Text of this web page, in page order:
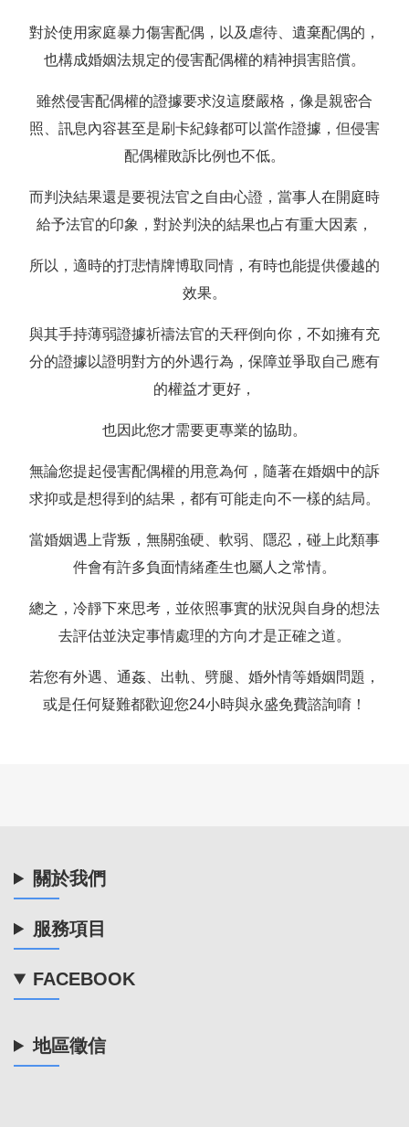
對於使用家庭暴力傷害配偶，以及虐待、遺棄配偶的，
也構成婚姻法規定的侵害配偶權的精神損害賠償。
雖然侵害配偶權的證據要求沒這麼嚴格，像是親密合
照、訊息內容甚至是刷卡紀錄都可以當作證據，但侵害
配偶權敗訴比例也不低。
而判決結果還是要視法官之自由心證，當事人在開庭時
給予法官的印象，對於判決的結果也占有重大因素，
所以，適時的打悲情牌博取同情，有時也能提供優越的
效果。
與其手持薄弱證據祈禱法官的天秤倒向你，不如擁有充
分的證據以證明對方的外遇行為，保障並爭取自己應有
的權益才更好，
也因此您才需要更專業的協助。
無論您提起侵害配偶權的用意為何，隨著在婚姻中的訴
求抑或是想得到的結果，都有可能走向不一樣的結局。
當婚姻遇上背叛，無關強硬、軟弱、隱忍，碰上此類事
件會有許多負面情緒產生也屬人之常情。
總之，冷靜下來思考，並依照事實的狀況與自身的想法
去評估並決定事情處理的方向才是正確之道。
若您有外遇、通姦、出軌、劈腿、婚外情等婚姻問題，
或是任何疑難都歡迎您24小時與永盛免費諮詢唷！
關於我們
服務項目
FACEBOOK
地區徵信